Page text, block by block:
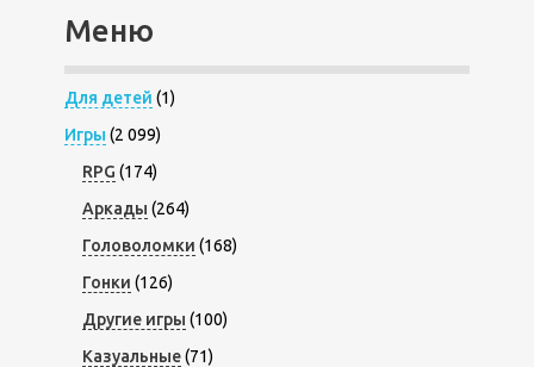
Меню
Для детей (1)
Игры (2 099)
RPG (174)
Аркады (264)
Головоломки (168)
Гонки (126)
Другие игры (100)
Казуальные(71)